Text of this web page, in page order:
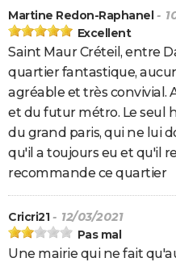
Martine Redon-Raphanel -
Excellent
Saint Maur Créteil, entre
quartier fantastique,
agréable et très convivial.
et du futur métro. Le seul
du grand paris, qui ne lui
qu'il a toujours eu et qu'il
recommande ce quartier
Cricri21 - 12/03/2021
Pas mal
Une mairie qui ne fait